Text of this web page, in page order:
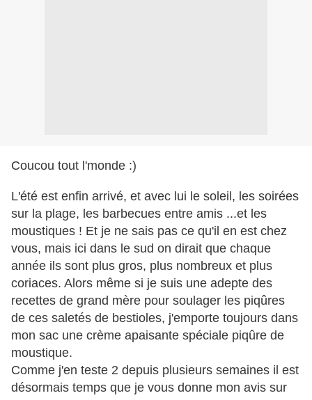
Coucou tout l'monde :)
L'été est enfin arrivé, et avec lui le soleil, les soirées
sur la plage, les barbecues entre amis ...et les
moustiques ! Et je ne sais pas ce qu'il en est chez
vous, mais ici dans le sud on dirait que chaque
année ils sont plus gros, plus nombreux et plus
coriaces. Alors même si je suis une adepte des
recettes de grand mère pour soulager les piqûres
de ces saletés de bestioles, j'emporte toujours dans
mon sac une crème apaisante spéciale piqûre de
moustique.
Comme j'en teste 2 depuis plusieurs semaines il est
désormais temps que je vous donne mon avis sur